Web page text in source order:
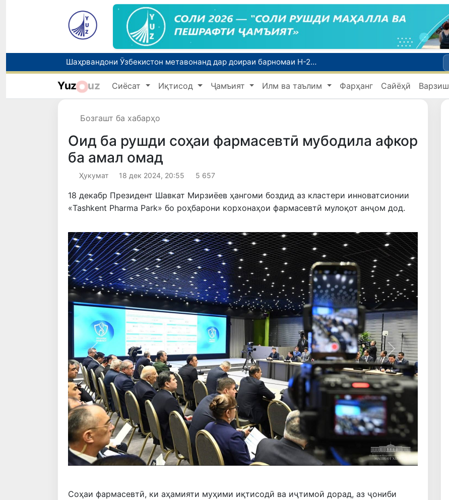
Шаҳрвандони Ӯзбекистон метавонанд дар доираи барномаи H-2A ба корҳои мавсимии кишоварзӣ дар ИМА сафарбар шаванд
Намояндагии Агентии муҳоҷират дар Москва моҳи июл ба зиёда аз 1,8 ҳазор шаҳрванди Ӯзбекистон кумак расонд
Дастаи мунтахаби Ӯзбекистон ба даври чорякниҳоии «Бозиҳои Оянда – 2026» дар Остона роҳ ёфт
Дар вилояти Самарқанд ва шаҳри Тошканд ҳолатҳои фасод ва қаллобӣ ошкор гардид
Yuz uz Сиёсат Иқтисод Ҷамъият Илм ва таълим Фарҳанг Сайёҳӣ Варзиш
Бозгашт ба хабарҳо
Оид ба рушди соҳаи фармасевтӣ мубодила афкор
ба амал омад
Ҳукумат 18 дек 2024, 20:55 5 657
18 декабр Президент Шавкат Мирзиёев ҳангоми боздид аз кластери инноватсионии
«Tashkent Pharma Park» бо роҳбарони корхонаҳои фармасевтӣ мулоқот анҷом дод.
Қаблӣ Навбатӣ
Соҳаи фармасевтӣ, ки аҳамияти муҳими иқтисодӣ ва иҷтимоӣ дорад, аз ҷониби